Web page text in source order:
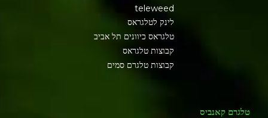
teleweed
לינק לטלגראס
טלגראס כיוונים תל אביב
קבוצות טלגראס
קבוצות טלגרם סמים
טלגרם קאנביס